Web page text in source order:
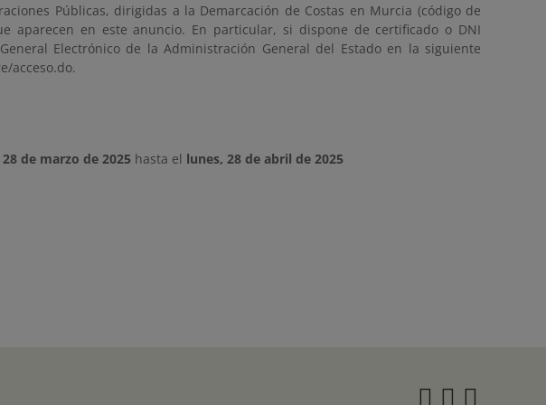
Públicas, dirigidas a la Demarcación de Costas en Murcia (código de
aparecen en este anuncio. En particular, si dispone de certificado o DNI
Electrónico de la Administración General del Estado en la siguiente
acceso.do.
de marzo de 2025 hasta el lunes, 28 de abril de 2025
Twitter